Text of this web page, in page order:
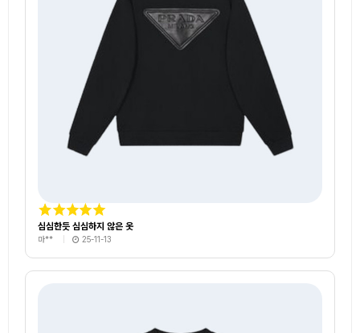
심심한듯 심심하지 않은 옷
마** 25-11-13